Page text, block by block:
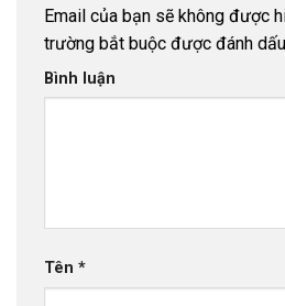
Email của bạn sẽ không được
trường bắt buộc được đánh dấu
Bình luận
Tên *